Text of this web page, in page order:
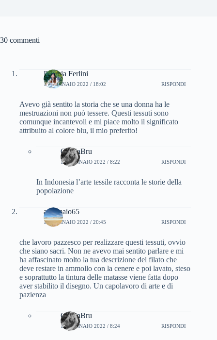
30 commenti
Patrizia Ferlini
18 GENNAIO 2022 / 18:02 RISPONDI
Avevo già sentito la storia che se una donna ha le
mestruazioni non può tessere. Questi tessuti sono
comunque incantevoli e mi piace molto il significato
attribuito al colore blu, il mio preferito!
CinziaBru
19 GENNAIO 2022 / 8:22 RISPONDI
In Indonesia l’arte tessile racconta le storie della
popolazione
antomaio65
18 GENNAIO 2022 / 20:45 RISPONDI
che lavoro pazzesco per realizzare questi tessuti, ovvio
che siano sacri. Non ne avevo mai sentito parlare e mi
ha affascinato molto la tua descrizione del filato che
deve restare in ammollo con la cenere e poi lavato, steso
e soprattutto la tintura delle matasse viene fatta dopo
aver stabilito il disegno. Un capolavoro di arte e di
pazienza
CinziaBru
19 GENNAIO 2022 / 8:24 RISPONDI